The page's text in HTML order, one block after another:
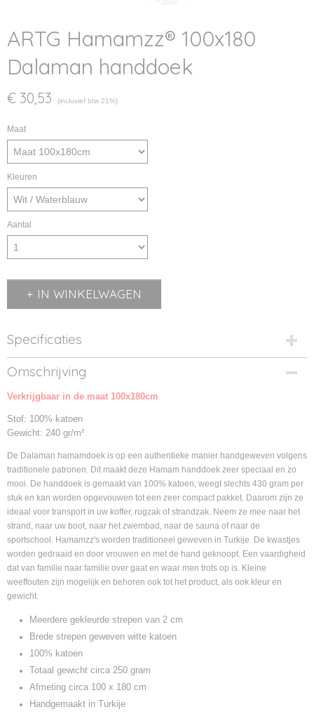
ARTG Hamamzz® 100x180
Dalaman handdoek
€ 30,53 (inclusief btw 21%)
Maat
Kleuren
Aantal
IN WINKELWAGEN
Specificaties
Productcode
AR053-1
Productcode leverancier
Omschrijving
Verkrijgbaar in de maat 100x180cm
Stof: 100% katoen
Gewicht: 240 gr/m²
De Dalaman hamamdoek is op een authentieke manier handgeweven volgens
traditionele patronen. Dit maakt deze Hamam handdoek zeer speciaal en zo
mooi. De handdoek is gemaakt van 100% katoen, weegt slechts 430 gram per
stuk en kan worden opgevouwen tot een zeer compact pakket. Daarom zijn ze
ideaal voor transport in uw koffer, rugzak of strandzak. Neem ze mee naar het
strand, naar uw boot, naar het zwembad, naar de sauna of naar de
sportschool. Hamamzz's worden traditioneel geweven in Turkije. De kwastjes
worden gedraaid en door vrouwen en met de hand geknoopt. Een vaardigheid
dat van familie naar familie over gaat en waar men trots op is. Kleine
weeffouten zijn mogelijk en behoren ook tot het product, als ook kleur en
gewicht.
Meerdere gekleurde strepen van 2 cm
Brede strepen geweven witte katoen
100% katoen
Totaal gewicht circa 250 gram
Afmeting circa 100 x 180 cm
Handgemaakt in Turkije